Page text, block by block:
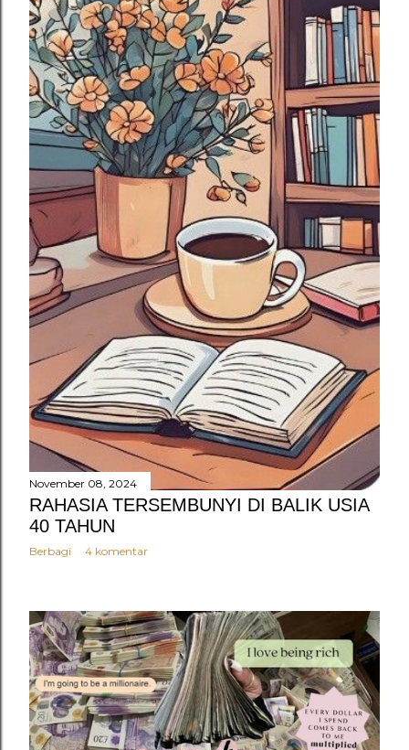
November 08, 2024
RAHASIA TERSEMBUNYI DI BALIK USIA
40 TAHUN
Berbagi 4 komentar